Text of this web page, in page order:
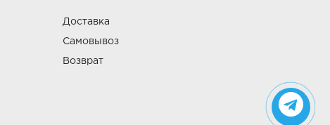
Доставка
Самовывоз
Возврат